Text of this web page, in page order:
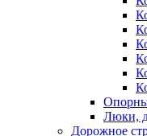
Люки,
Дорожное